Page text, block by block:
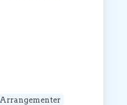
Arrangementer